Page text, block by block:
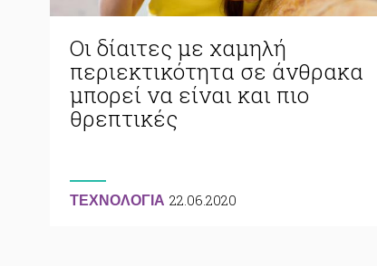
Οι δίαιτες με χαμηλή
περιεκτικότητα σε άνθρακα
μπορεί να είναι και πιο
θρεπτικές
ΤΕΧΝΟΛΟΓΙΑ 22.06.2020